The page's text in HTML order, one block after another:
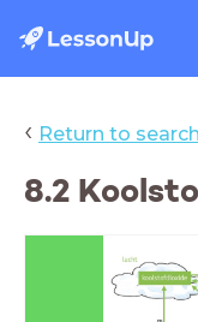
‹ Return to search
8.2